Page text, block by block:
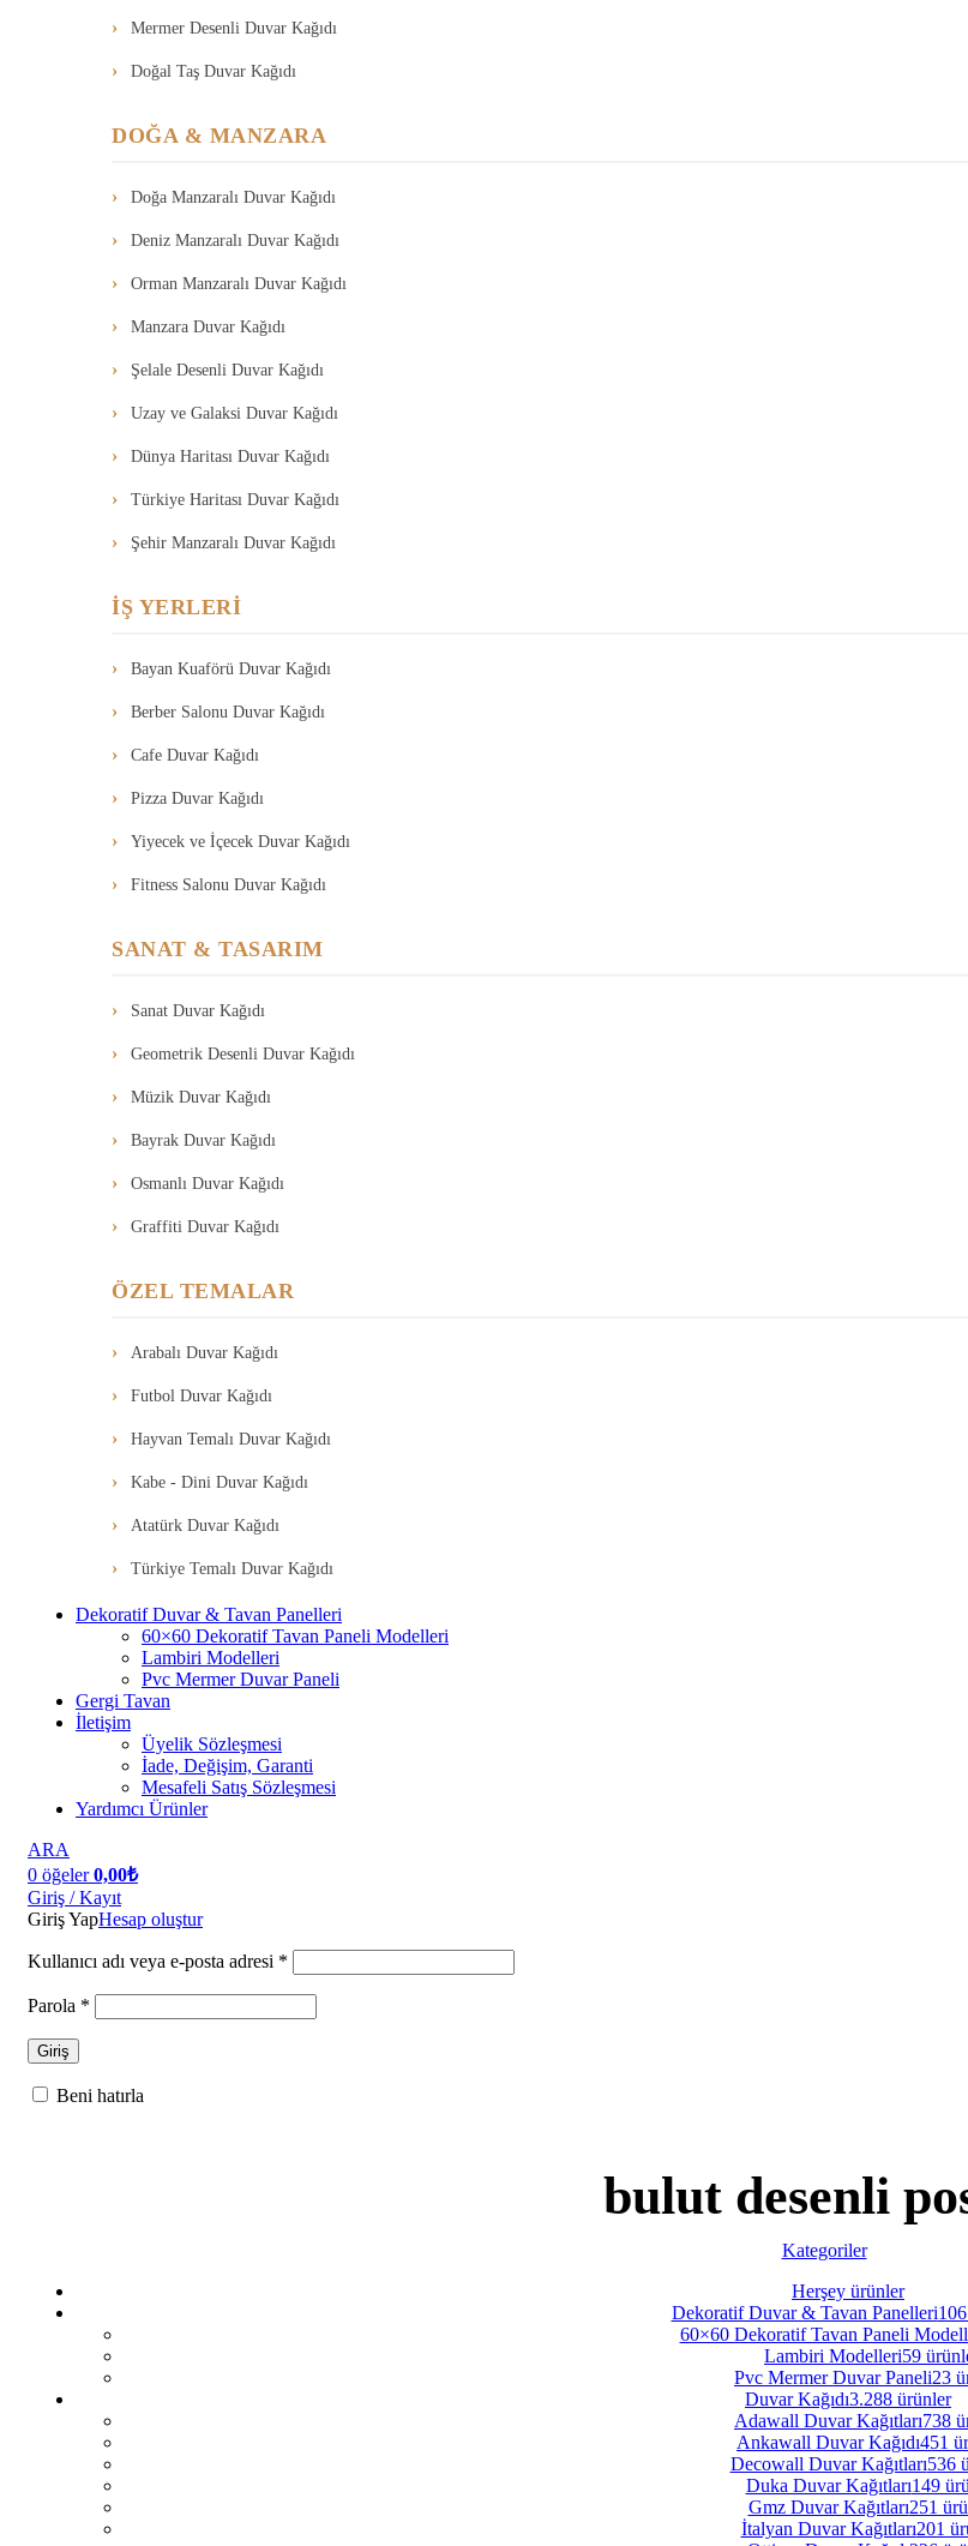
Mermer Desenli Duvar Kağıdı
Doğal Taş Duvar Kağıdı
DOĞA & MANZARA
Doğa Manzaralı Duvar Kağıdı
Deniz Manzaralı Duvar Kağıdı
Orman Manzaralı Duvar Kağıdı
Manzara Duvar Kağıdı
Şelale Desenli Duvar Kağıdı
Uzay ve Galaksi Duvar Kağıdı
Dünya Haritası Duvar Kağıdı
Türkiye Haritası Duvar Kağıdı
Şehir Manzaralı Duvar Kağıdı
İŞ YERLERİ
Bayan Kuaförü Duvar Kağıdı
Berber Salonu Duvar Kağıdı
Cafe Duvar Kağıdı
Pizza Duvar Kağıdı
Yiyecek ve İçecek Duvar Kağıdı
Fitness Salonu Duvar Kağıdı
SANAT & TASARIM
Sanat Duvar Kağıdı
Geometrik Desenli Duvar Kağıdı
Müzik Duvar Kağıdı
Bayrak Duvar Kağıdı
Osmanlı Duvar Kağıdı
Graffiti Duvar Kağıdı
ÖZEL TEMALAR
Arabalı Duvar Kağıdı
Futbol Duvar Kağıdı
Hayvan Temalı Duvar Kağıdı
Kabe - Dini Duvar Kağıdı
Atatürk Duvar Kağıdı
Türkiye Temalı Duvar Kağıdı
Dekoratif Duvar & Tavan Panelleri
60×60 Dekoratif Tavan Paneli Modelleri
Lambiri Modelleri
Pvc Mermer Duvar Paneli
Gergi Tavan
İletişim
Üyelik Sözleşmesi
İade, Değişim, Garanti
Mesafeli Satış Sözleşmesi
Yardımcı Ürünler
ARA
0 öğeler 0,00₺
Giriş / Kayıt
Giriş YapHesap oluştur
Kullanıcı adı veya e-posta adresi *
Parola *
Giriş
Beni hatırla
bulut desenli
Kategoriler
Herşey ürünler
Dekoratif Duvar & Tavan Panelleri
60×60 Dekoratif Tavan Paneli
Lambiri Modelleri59
Pvc Mermer Duvar Paneli23
Duvar Kağıdı3.288 ürünler
Adawall Duvar Kağıtları738
Ankawall Duvar Kağıdı451
Decowall Duvar Kağıtları536
Duka Duvar Kağıtları149
Gmz Duvar Kağıtları251
İtalyan Duvar Kağıtları201